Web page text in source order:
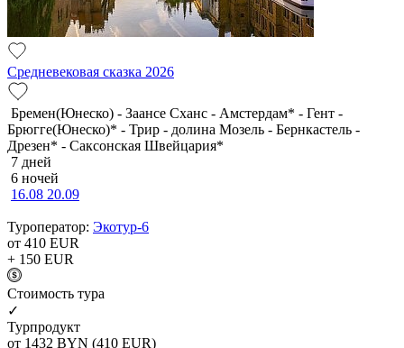
Средневековая сказка 2026
Бремен(Юнеско) - Заансе Сханс - Амстердам* - Гент -
Брюгге(Юнеско)* - Трир - долина Мозель - Бернкастель -
Дрезен* - Саксонская Швейцария*
7 дней
6 ночей
16.08 20.09
Туроператор: Экотур-6
от 410 EUR
+ 150 EUR
Cтоимость тура
✓
Турпродукт
от 1432 BYN (410 EUR)